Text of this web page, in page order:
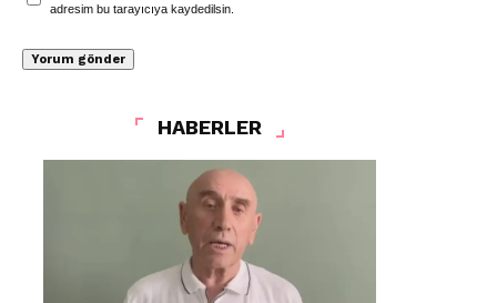
adresim bu tarayıcıya kaydedilsin.
HABERLER